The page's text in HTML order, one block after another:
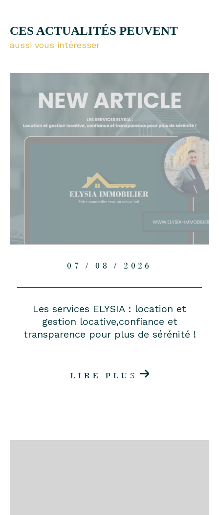
CES ACTUALITÉS PEUVENT
aussi vous intéresser
07 / 08 / 2026
Les services ELYSIA : location et
gestion locative,confiance et
transparence pour plus de sérénité !
LIRE PLUS